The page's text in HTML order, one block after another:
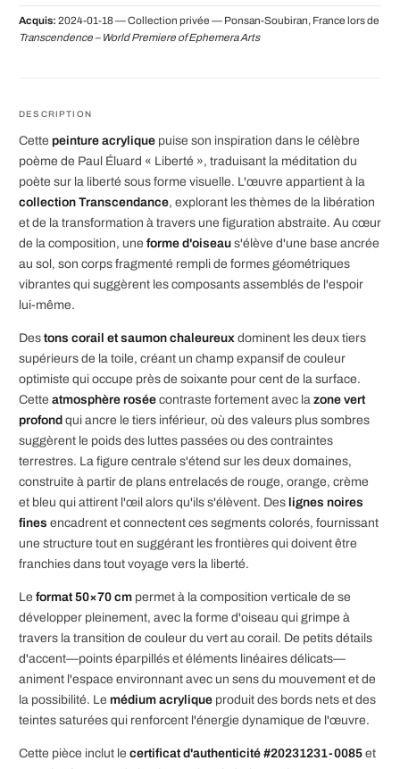
Acquis: 2024-01-18 — Collection privée — Ponsan-Soubiran, France lors de
Transcendence – World Premiere of Ephemera Arts
DESCRIPTION
Cette peinture acrylique puise son inspiration dans le célèbre
poème de Paul Éluard « Liberté », traduisant la méditation du
poète sur la liberté sous forme visuelle. L'œuvre appartient à la
collection Transcendance, explorant les thèmes de la libération
et de la transformation à travers une figuration abstraite. Au cœur
de la composition, une forme d'oiseau s'élève d'une base ancrée
au sol, son corps fragmenté rempli de formes géométriques
vibrantes qui suggèrent les composants assemblés de l'espoir
lui-même.
Des tons corail et saumon chaleureux dominent les deux tiers
supérieurs de la toile, créant un champ expansif de couleur
optimiste qui occupe près de soixante pour cent de la surface.
Cette atmosphère rosée contraste fortement avec la zone vert
profond qui ancre le tiers inférieur, où des valeurs plus sombres
suggèrent le poids des luttes passées ou des contraintes
terrestres. La figure centrale s'étend sur les deux domaines,
construite à partir de plans entrelacés de rouge, orange, crème
et bleu qui attirent l'œil alors qu'ils s'élèvent. Des lignes noires
fines encadrent et connectent ces segments colorés, fournissant
une structure tout en suggérant les frontières qui doivent être
franchies dans tout voyage vers la liberté.
Le format 50×70 cm permet à la composition verticale de se
développer pleinement, avec la forme d'oiseau qui grimpe à
travers la transition de couleur du vert au corail. De petits détails
d'accent—points éparpillés et éléments linéaires délicats—
animent l'espace environnant avec un sens du mouvement et de
la possibilité. Le médium acrylique produit des bords nets et des
teintes saturées qui renforcent l'énergie dynamique de l'œuvre.
Cette pièce inclut le certificat d'authenticité #20231231-0085 et